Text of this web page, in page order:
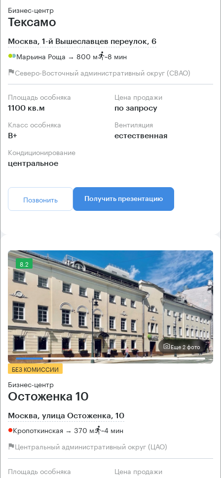
Бизнес-центр
Тексамо
Москва, 1-й Вышеславцев переулок, 6
Марьина Роща → 800 м ~8 мин
Северо-Восточный административный округ (СВАО)
Площадь особняка
1100 кв.м
Цена продажи
по запросу
Класс особняка
B+
Вентиляция
естественная
Кондиционирование
центральное
Позвонить Получить презентацию
8.2
Еще 2 фото
БЕЗ КОМИССИИ
Бизнес-центр
Остоженка 10
Москва, улица Остоженка, 10
Кропоткинская → 370 м ~4 мин
Центральный административный округ (ЦАО)
Площадь особняка Цена продажи